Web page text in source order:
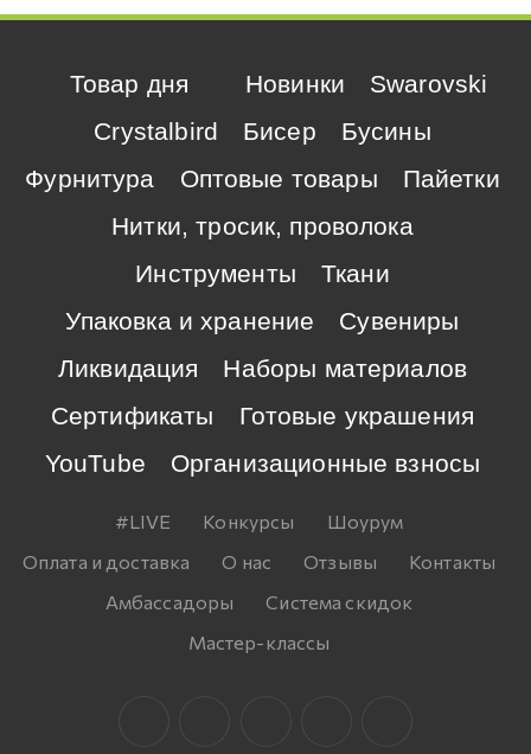
Товар дня Новинки
Swarovski
Crystalbird
Бисер
Бусины
Фурнитура
Оптовые товары
Пайетки
Нитки, тросик, проволока
Инструменты
Ткани
Упаковка и хранение
Сувениры
Ликвидация
Наборы материалов
Сертификаты
Готовые украшения
YouTube
Организационные взносы
#LIVE Конкурсы
Шоурум
Оплата и доставка
О нас Отзывы
Контакты
Амбассадоры
Система скидок
Мастер-классы